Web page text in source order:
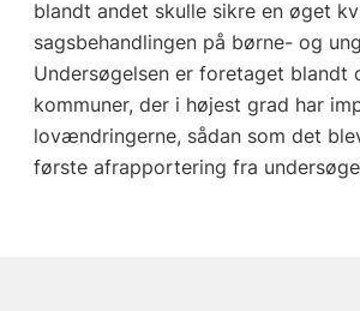
blandt andet skulle sikre en øget
sagsbehandlingen på børne- og
Undersøgelsen er foretaget blandt
kommuner, der i højest grad har
lovændringerne, sådan som det
første afrapportering fra